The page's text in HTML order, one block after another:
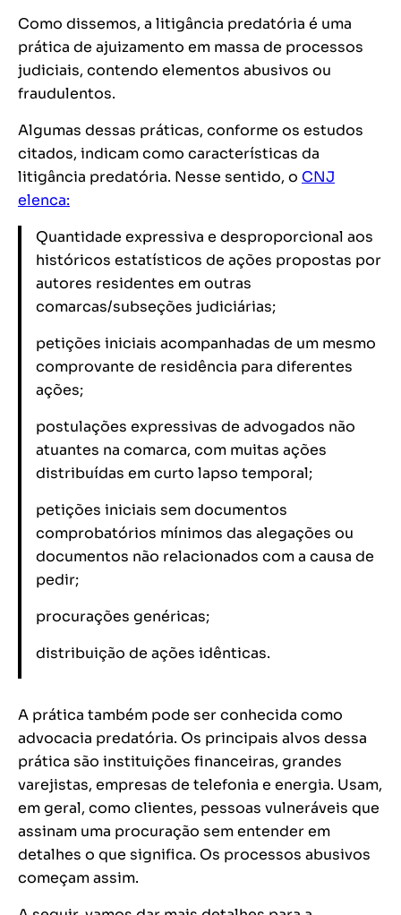
Como dissemos, a litigância predatória é uma
prática de ajuizamento em massa de processos
judiciais, contendo elementos abusivos ou
fraudulentos.
Algumas dessas práticas, conforme os estudos
citados, indicam como características da
litigância predatória. Nesse sentido, o CNJ
elenca:
Quantidade expressiva e desproporcional aos
históricos estatísticos de ações propostas por
autores residentes em outras
comarcas/subseções judiciárias;
petições iniciais acompanhadas de um mesmo
comprovante de residência para diferentes
ações;
postulações expressivas de advogados não
atuantes na comarca, com muitas ações
distribuídas em curto lapso temporal;
petições iniciais sem documentos
comprobatórios mínimos das alegações ou
documentos não relacionados com a causa de
pedir;
procurações genéricas;
distribuição de ações idênticas.
A prática também pode ser conhecida como
advocacia predatória. Os principais alvos dessa
prática são instituições financeiras, grandes
varejistas, empresas de telefonia e energia. Usam,
em geral, como clientes, pessoas vulneráveis que
assinam uma procuração sem entender em
detalhes o que significa. Os processos abusivos
começam assim.